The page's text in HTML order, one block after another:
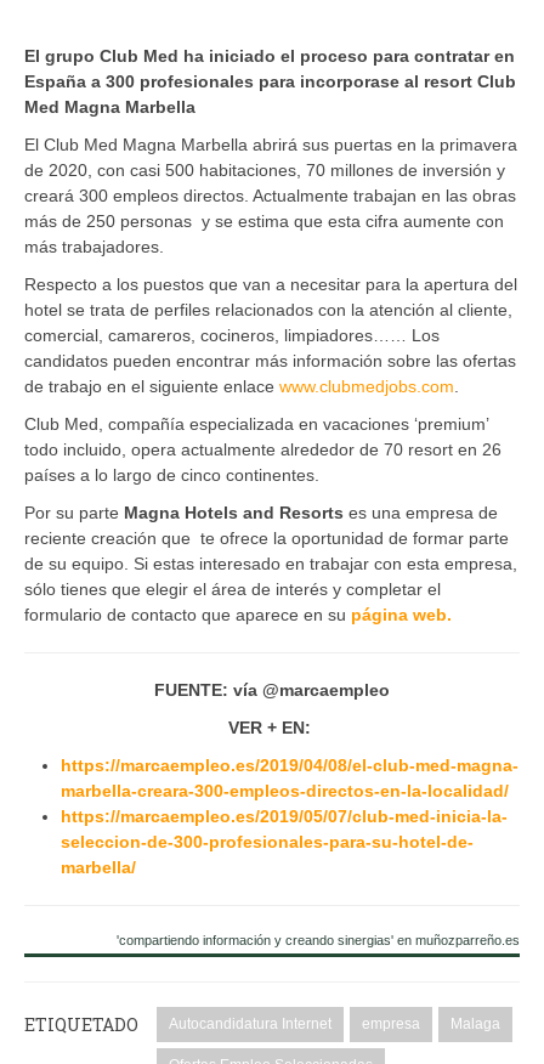
El grupo Club Med ha iniciado el proceso para contratar en
España a 300 profesionales para incorporase al resort Club
Med Magna Marbella
El Club Med Magna Marbella abrirá sus puertas en la primavera
de 2020, con casi 500 habitaciones, 70 millones de inversión y
creará 300 empleos directos. Actualmente trabajan en las obras
más de 250 personas y se estima que esta cifra aumente con
más trabajadores.
Respecto a los puestos que van a necesitar para la apertura del
hotel se trata de perfiles relacionados con la atención al cliente,
comercial, camareros, cocineros, limpiadores…… Los
candidatos pueden encontrar más información sobre las ofertas
de trabajo en el siguiente enlace www.clubmedjobs.com
Club Med, compañía especializada en vacaciones ‘premium’
todo incluido, opera actualmente alrededor de 70 resort en 26
países a lo largo de cinco continentes.
Por su parte Magna Hotels and Resorts es una empresa de
reciente creación que te ofrece la oportunidad de formar parte
de su equipo. Si estas interesado en trabajar con esta empresa,
sólo tienes que elegir el área de interés y completar el
formulario de contacto que aparece en su página web.
FUENTE: vía @marcaempleo
VER + EN:
https://marcaempleo.es/2019/04/08/el-club-med-magna-
marbella-creara-300-empleos-directos-en-la-localidad/
https://marcaempleo.es/2019/05/07/club-med-inicia-la-
seleccion-de-300-profesionales-para-su-hotel-de-
marbella/
'compartiendo información y creando sinergias' en muñozparreño.es
ETIQUETADO Autocandidatura Internet empresa Malaga